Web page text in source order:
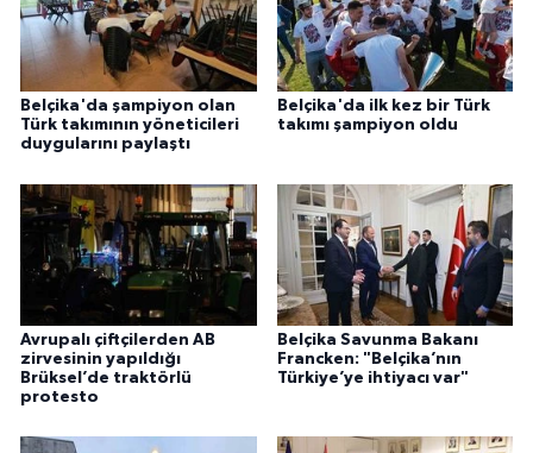
Belçika'da şampiyon olan
Türk takımının yöneticileri
duygularını paylaştı
Belçika'da ilk kez bir Türk
takımı şampiyon oldu
Avrupalı çiftçilerden AB
zirvesinin yapıldığı
Brüksel’de traktörlü
protesto
Belçika Savunma Bakanı
Francken: "Belçika’nın
Türkiye’ye ihtiyacı var"